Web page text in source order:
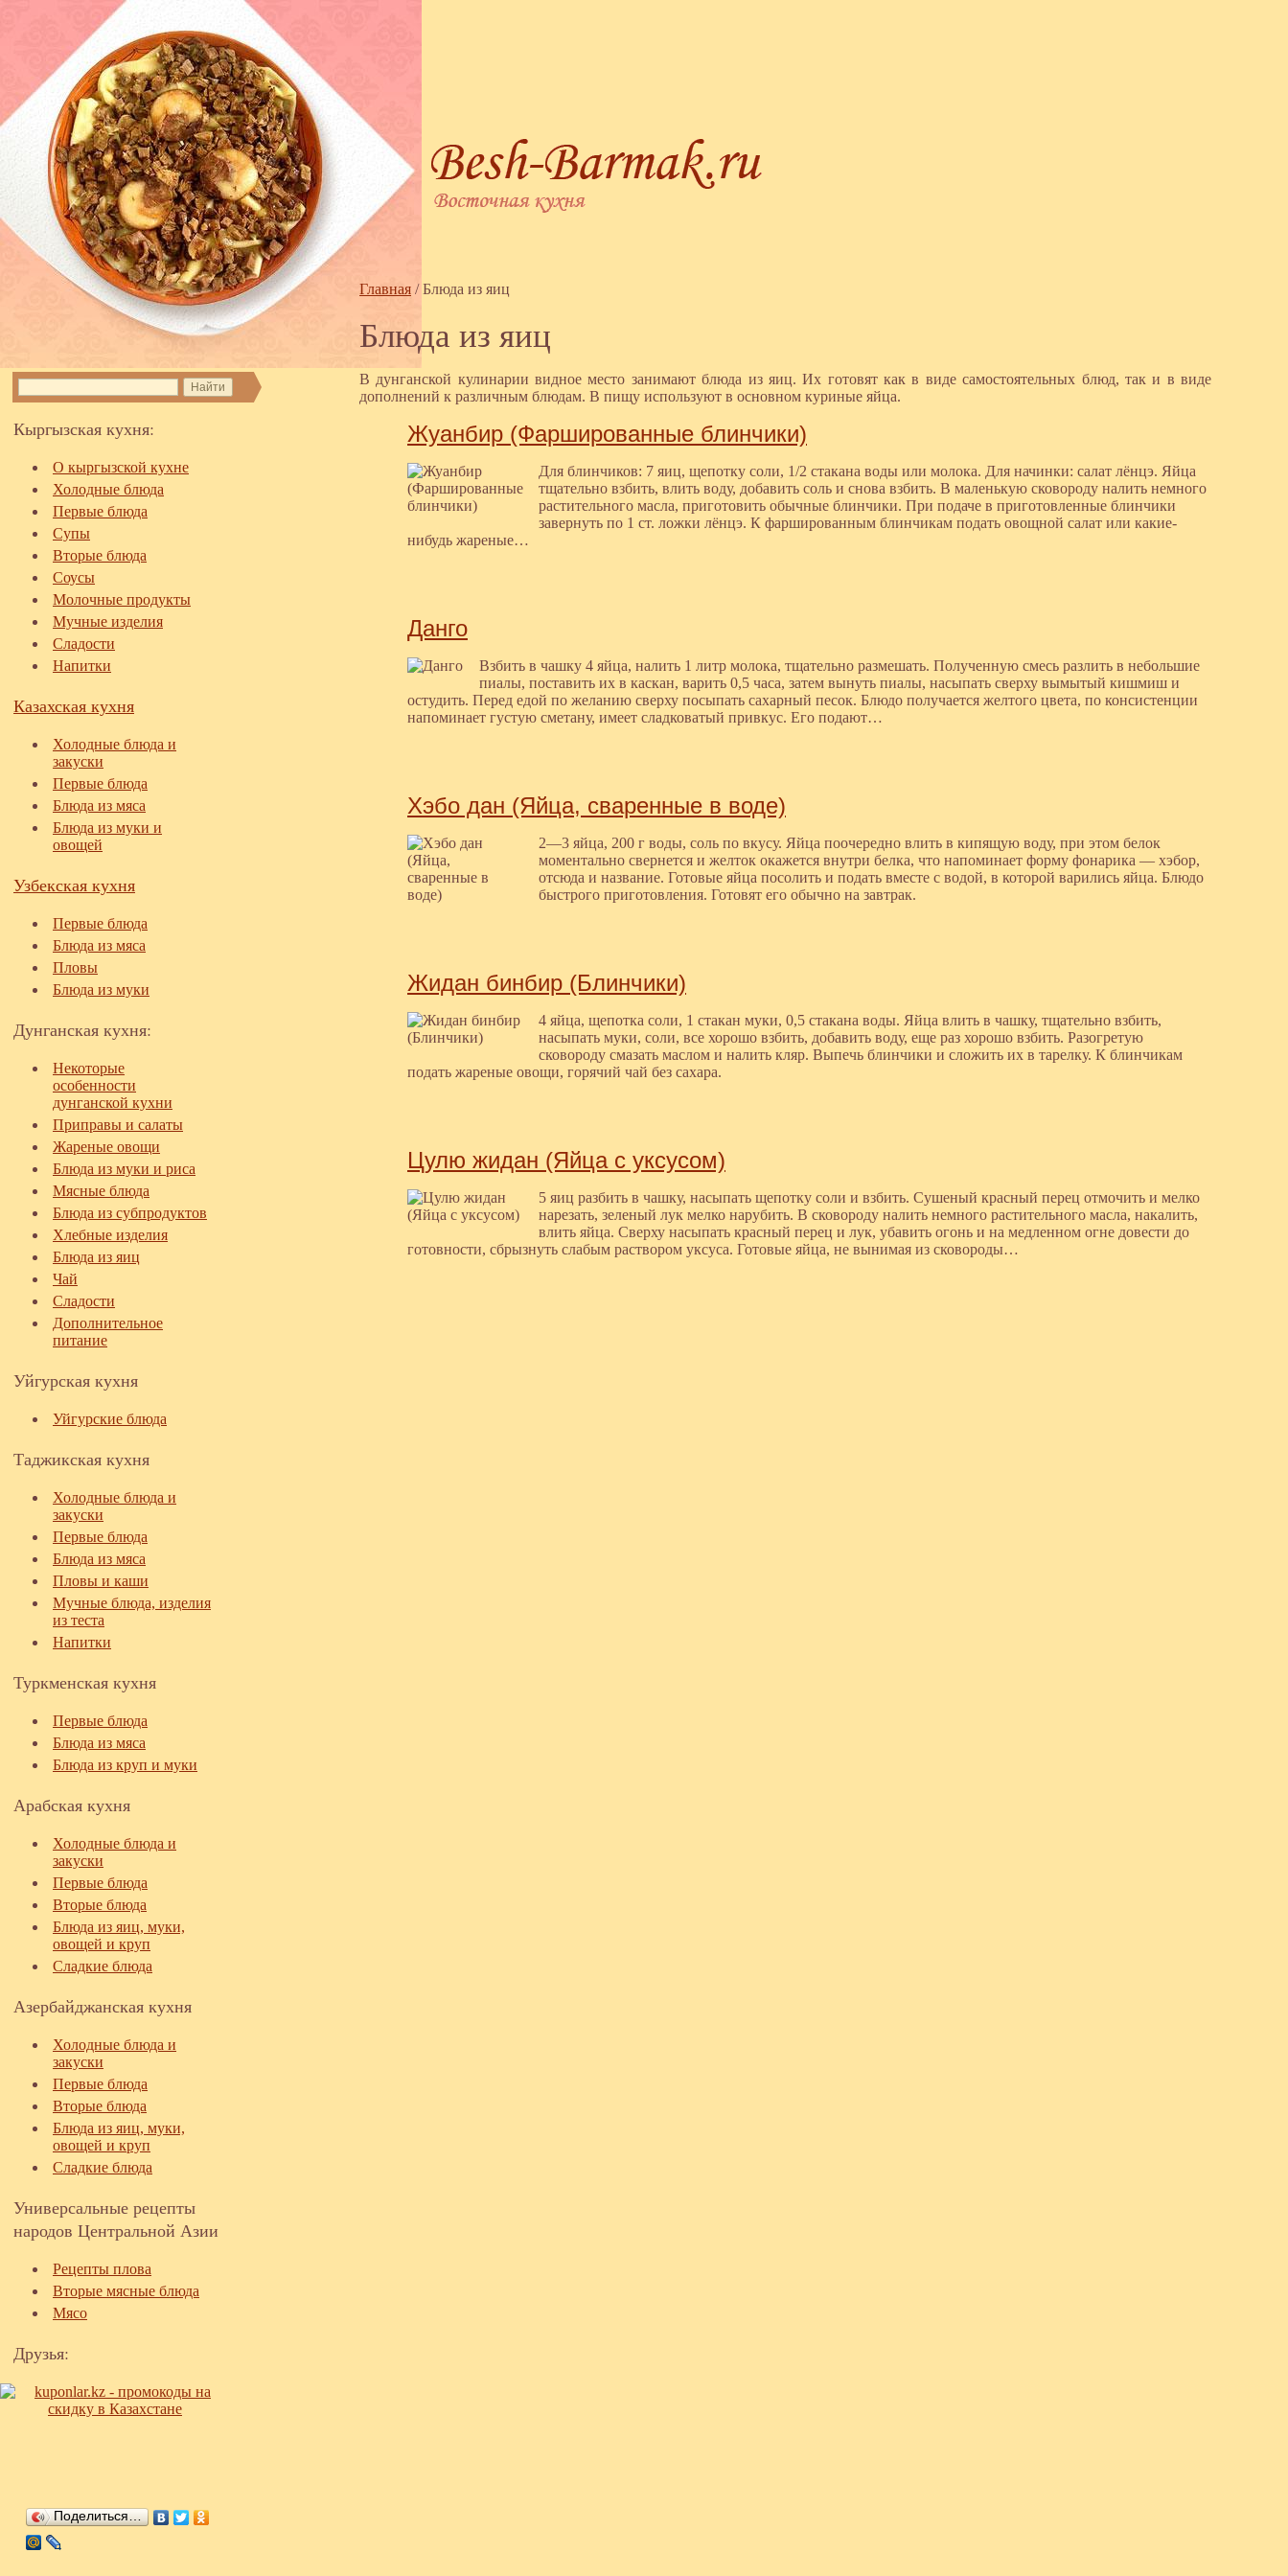
Кыргызская кухня:
О кыргызской кухне
Холодные блюда
Первые блюда
Супы
Вторые блюда
Соусы
Молочные продукты
Мучные изделия
Сладости
Напитки
Казахская кухня
Холодные блюда и
закуски
Первые блюда
Блюда из мяса
Блюда из муки и
овощей
Узбекская кухня
Первые блюда
Блюда из мяса
Пловы
Блюда из муки
Дунганская кухня:
Некоторые
особенности
дунганской кухни
Приправы и салаты
Жареные овощи
Блюда из муки и риса
Мясные блюда
Блюда из субпродуктов
Хлебные изделия
Блюда из яиц
Чай
Сладости
Дополнительное
питание
Уйгурская кухня
Уйгурские блюда
Таджикская кухня
Холодные блюда и
закуски
Первые блюда
Блюда из мяса
Пловы и каши
Мучные блюда, изделия
из теста
Напитки
Туркменская кухня
Первые блюда
Блюда из мяса
Блюда из круп и муки
Арабская кухня
Холодные блюда и
закуски
Первые блюда
Вторые блюда
Блюда из яиц, муки,
овощей и круп
Сладкие блюда
Азербайджанская кухня
Холодные блюда и
закуски
Первые блюда
Вторые блюда
Блюда из яиц, муки,
овощей и круп
Сладкие блюда
Универсальные рецепты
народов Центральной Азии
Рецепты плова
Вторые мясные блюда
Мясо
Друзья:
Поделиться…
Главная /Блюда из яиц
Блюда из яиц
В дунганской кулинарии видное место занимают блюда из яиц. Их готовят как в виде самостоятельных блюд, так и в виде
дополнений к различным блюдам. В пищу используют в основном куриные яйца.
Жуанбир (Фаршированные блинчики)
Для блинчиков: 7 яиц, щепотку соли, 1/2 стакана воды или молока. Для начинки: салат лёнцэ. Яйца
тщательно взбить, влить воду, добавить соль и снова взбить. В маленькую сковороду налить немного
растительного масла, приготовить обычные блинчики. При подаче в приготовленные блинчики
завернуть по 1 ст. ложки лёнцэ. К фаршированным блинчикам подать овощной салат или какие-
нибудь жареные…
Данго
Взбить в чашку 4 яйца, налить 1 литр молока, тщательно размешать. Полученную смесь разлить в небольшие
пиалы, поставить их в каскан, варить 0,5 часа, затем вынуть пиалы, насыпать сверху вымытый кишмиш и
остудить. Перед едой по желанию сверху посыпать сахарный песок. Блюдо получается желтого цвета, по консистенции
напоминает густую сметану, имеет сладковатый привкус. Его подают…
Хэбо дан (Яйца, сваренные в воде)
2—3 яйца, 200 г воды, соль по вкусу. Яйца поочередно влить в кипящую воду, при этом белок
моментально свернется и желток окажется внутри белка, что напоминает форму фонарика — хэбор,
отсюда и название. Готовые яйца посолить и подать вместе с водой, в которой варились яйца. Блюдо
быстрого приготовления. Готовят его обычно на завтрак.
Жидан бинбир (Блинчики)
4 яйца, щепотка соли, 1 стакан муки, 0,5 стакана воды. Яйца влить в чашку, тщательно взбить,
насыпать муки, соли, все хорошо взбить, добавить воду, еще раз хорошо взбить. Разогретую
сковороду смазать маслом и налить кляр. Выпечь блинчики и сложить их в тарелку. К блинчикам
подать жареные овощи, горячий чай без сахара.
Цулю жидан (Яйца с уксусом)
5 яиц разбить в чашку, насыпать щепотку соли и взбить. Сушеный красный перец отмочить и мелко
нарезать, зеленый лук мелко нарубить. В сковороду налить немного растительного масла, накалить,
влить яйца. Сверху насыпать красный перец и лук, убавить огонь и на медленном огне довести до
готовности, сбрызнуть слабым раствором уксуса. Готовые яйца, не вынимая из сковороды…